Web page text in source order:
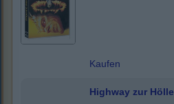
Kaufen
Highway zur Hölle